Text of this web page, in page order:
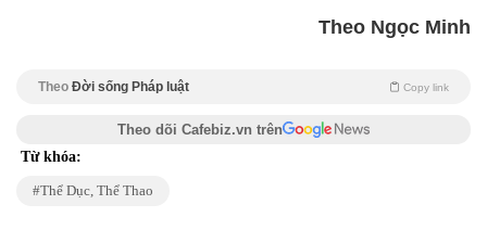
Theo Ngọc Minh
Theo Đời sống Pháp luật Copy link
Theo dõi Cafebiz.vn trên
Từ khóa:
Thể Dục, Thể Thao